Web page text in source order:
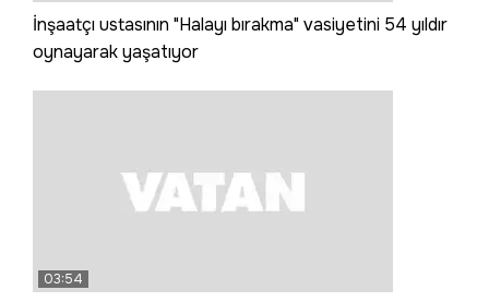
İnşaatçı ustasının "Halayı bırakma" vasiyetini 54 yıldır
oynayarak yaşatıyor
03:54